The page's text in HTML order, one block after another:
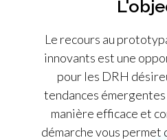
Le recours au
innovants est une
pour les DRH
tendances
manière efficace et
démarche vous permet